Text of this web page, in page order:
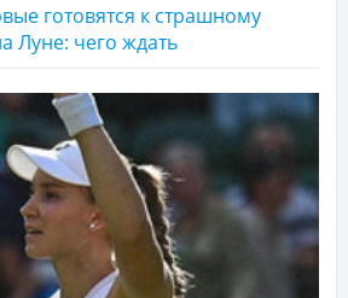
готовятся к страшному
Луне: чего ждать